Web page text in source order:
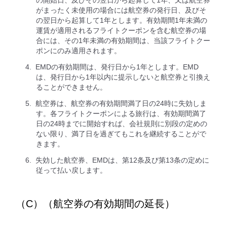
がまったく未使用の場合には航空券の発行日、及びそ
の翌日から起算して1年とします。有効期間1年未満の
運賃が適用されるフライトクーポンを含む航空券の場
合には、その1年未満の有効期間は、当該フライトクー
ポンにのみ適用されます。
EMDの有効期間は、発行日から1年とします。EMD
は、発行日から1年以内に提示しないと航空券と引換え
ることができません。
航空券は、航空券の有効期間満了日の24時に失効しま
す。各フライトクーポンによる旅行は、有効期間満了
日の24時までに開始すれば、会社規則に別段の定めの
ない限り、満了日を過ぎてもこれを継続することがで
きます。
失効した航空券、EMDは、第12条及び第13条の定めに
従って払い戻します。
（C）（航空券の有効期間の延長）